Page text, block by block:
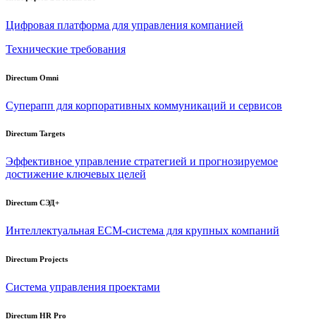
Цифровая платформа для управления компанией
Технические требования
Directum Omni
Суперапп для корпоративных коммуникаций и сервисов
Directum Targets
Эффективное управление стратегией и прогнозируемое
достижение ключевых целей
Directum СЭД+
Интеллектуальная ECM-система для крупных компаний
Directum Projects
Система управления проектами
Directum HR Pro